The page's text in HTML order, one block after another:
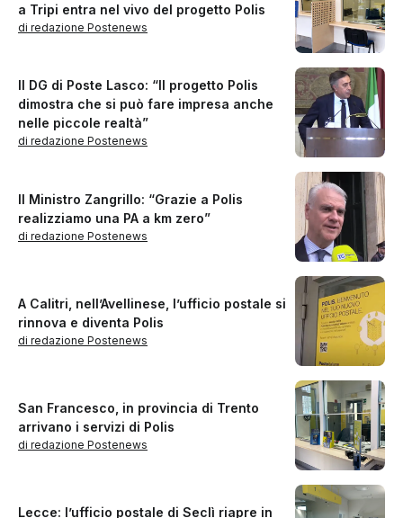
a Tripi entra nel vivo del progetto Polis
di redazione Postenews
Il DG di Poste Lasco: “Il progetto Polis
dimostra che si può fare impresa anche
nelle piccole realtà”
di redazione Postenews
Il Ministro Zangrillo: “Grazie a Polis
realizziamo una PA a km zero”
di redazione Postenews
A Calitri, nell’Avellinese, l’ufficio postale si
rinnova e diventa Polis
di redazione Postenews
San Francesco, in provincia di Trento
arrivano i servizi di Polis
di redazione Postenews
Lecce: l’ufficio postale di Seclì riapre in